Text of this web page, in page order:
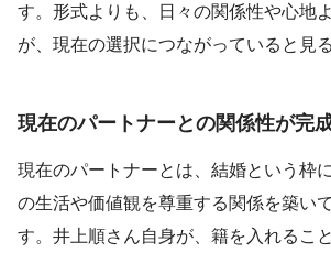
す。形式よりも、日々の関係性や心地
が、現在の選択につながっていると見
現在のパートナーとの関係性が完
現在のパートナーとは、結婚という枠
の生活や価値観を尊重する関係を築い
す。井上順さん自身が、籍を入れるこ